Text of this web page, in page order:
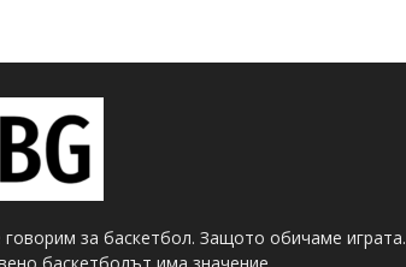
за баскетбол. Защото обичаме играта.